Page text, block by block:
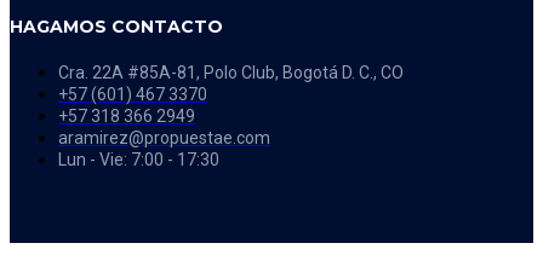
HAGAMOS CONTACTO
Cra. 22A #85A-81, Polo Club, Bogotá D. C., CO
+57 (601) 467 3370
+57 318 366 2949
aramirez@propuestae.com
Lun - Vie: 7:00 - 17:30